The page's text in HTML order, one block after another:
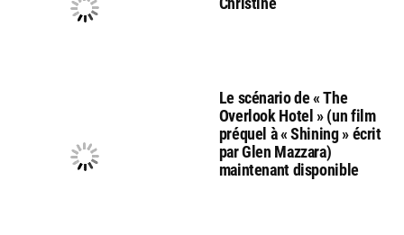
Le scénario de « The
Overlook Hotel » (un film
préquel à « Shining » écrit
par Glen Mazzara)
maintenant disponible